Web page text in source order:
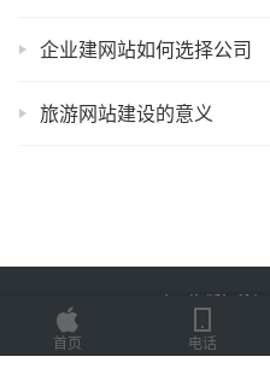
企业建网站如何选择公司
旅游网站建设的意义
Copyright © 2023 易企网络 版权所有
首页
电话